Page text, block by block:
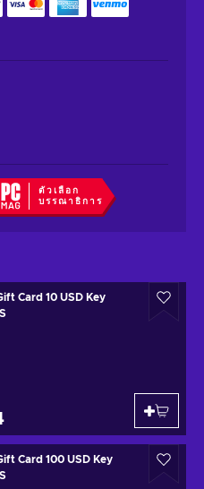
ตัวเลือก
บรรณาธิการ
Card 10 USD Key
Card 100 USD Key